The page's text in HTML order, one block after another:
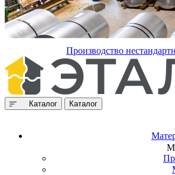
Производство
Каталог Каталог